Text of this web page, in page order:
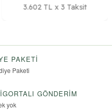
3.602 TL x 3 Taksit
PAKETI
Paketi
GÖNDERIM
yok